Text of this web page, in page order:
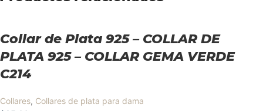
Collar de Plata 925 – COLLAR DE
PLATA 925 – COLLAR GEMA VERDE
C214
Collares, Collares de plata para dama